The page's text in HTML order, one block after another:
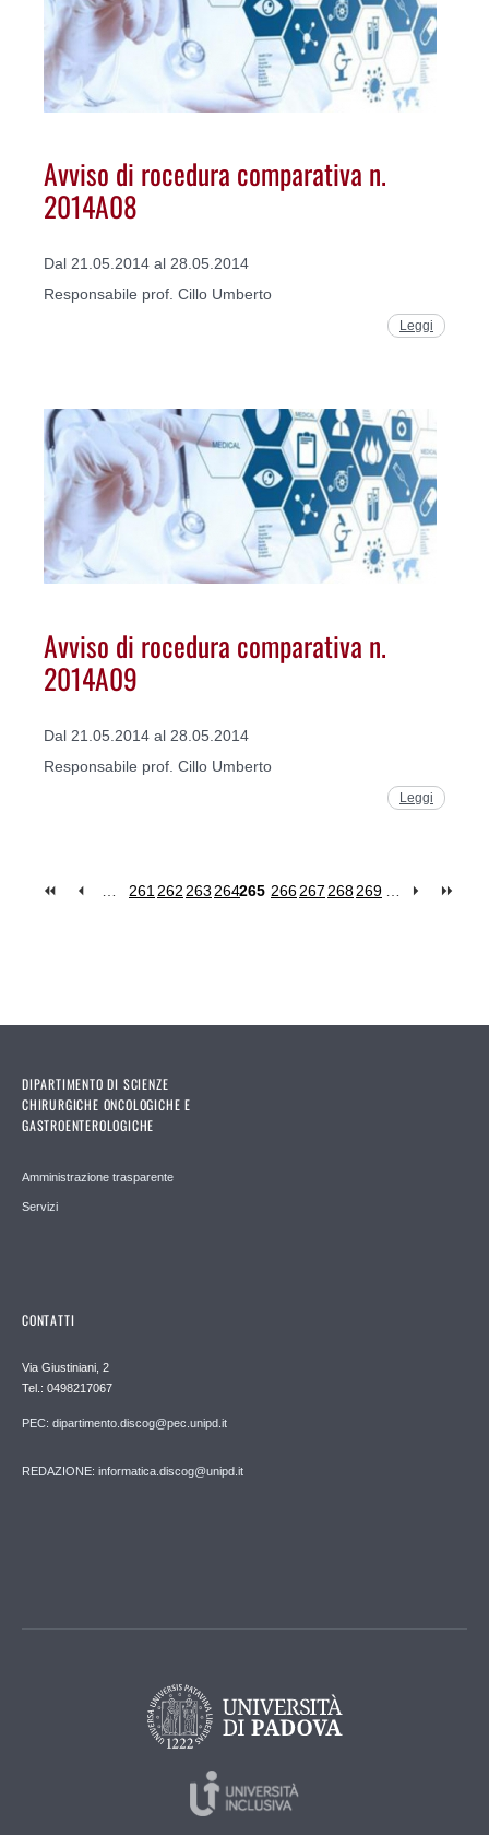
Avviso di rocedura comparativa n.
2014A08
Dal 21.05.2014 al 28.05.2014
Responsabile prof. Cillo Umberto
Leggi
Avviso di rocedura comparativa n.
2014A09
Dal 21.05.2014 al 28.05.2014
Responsabile prof. Cillo Umberto
Leggi
261 262 263 264265 266267 268269
DIPARTIMENTO DI SCIENZE
CHIRURGICHE ONCOLOGICHE E
GASTROENTEROLOGICHE
Amministrazione trasparente
Servizi
CONTATTI
Via Giustiniani, 2
Tel.: 0498217067
PEC: dipartimento.discog@pec.unipd.it
REDAZIONE: informatica.discog@unipd.it